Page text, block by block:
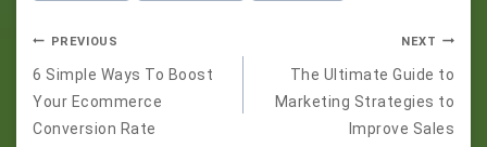
PREVIOUS
6 Simple Ways To Boost
Your Ecommerce
Conversion Rate
NEXT
The Ultimate Guide to
Marketing Strategies to
Improve Sales